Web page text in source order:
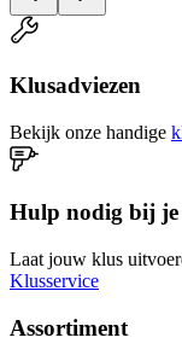
Klusadviezen
Bekijk onze handige
Hulp nodig bij je
Laat jouw klus
Klusservice
Assortiment